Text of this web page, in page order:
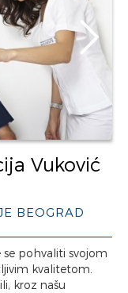
Vuković
BEOGRAD
pohvaliti svojom
kvalitetom.
kroz našu